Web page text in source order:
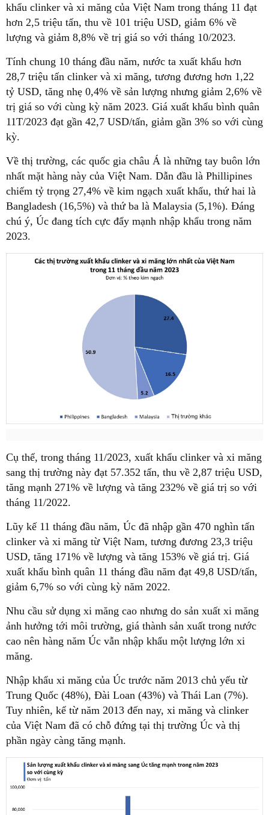
khẩu clinker và xi măng của Việt Nam trong tháng 11 đạt
hơn 2,5 triệu tấn, thu về 101 triệu USD, giảm 6% về
lượng và giảm 8,8% về trị giá so với tháng 10/2023.
Tính chung 10 tháng đầu năm, nước ta xuất khẩu hơn
28,7 triệu tấn clinker và xi măng, tương đương hơn 1,22
tỷ USD, tăng nhẹ 0,4% về sản lượng nhưng giảm 2,6% về
trị giá so với cùng kỳ năm 2023. Giá xuất khẩu bình quân
11T/2023 đạt gần 42,7 USD/tấn, giảm gần 3% so với cùng
kỳ.
Về thị trường, các quốc gia châu Á là những tay buôn lớn
nhất mặt hàng này của Việt Nam. Dẫn đầu là Phillipines
chiếm tỷ trọng 27,4% về kim ngạch xuất khẩu, thứ hai là
Bangladesh (16,5%) và thứ ba là Malaysia (5,1%). Đáng
chú ý, Úc đang tích cực đẩy mạnh nhập khẩu trong năm
2023.
Cụ thể, trong tháng 11/2023, xuất khẩu clinker và xi măng
sang thị trường này đạt 57.352 tấn, thu về 2,87 triệu USD,
tăng mạnh 271% về lượng và tăng 232% về giá trị so với
tháng 11/2022.
Lũy kế 11 tháng đầu năm, Úc đã nhập gần 470 nghìn tấn
clinker và xi măng từ Việt Nam, tương đương 23,3 triệu
USD, tăng 171% về lượng và tăng 153% về giá trị. Giá
xuất khẩu bình quân 11 tháng đầu năm đạt 49,8 USD/tấn,
giảm 6,7% so với cùng kỳ năm 2022.
Nhu cầu sử dụng xi măng cao nhưng do sản xuất xi măng
ảnh hưởng tới môi trường, giá thành sản xuất trong nước
cao nên hàng năm Úc vẫn nhập khẩu một lượng lớn xi
măng.
Nhập khẩu xi măng của Úc trước năm 2013 chủ yếu từ
Trung Quốc (48%), Đài Loan (43%) và Thái Lan (7%).
Tuy nhiên, kể từ năm 2013 đến nay, xi măng và clinker
của Việt Nam đã có chỗ đứng tại thị trường Úc và thị
phần ngày càng tăng mạnh.